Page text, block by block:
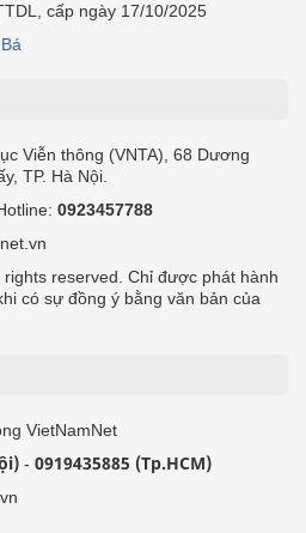
cấp ngày 17/10/2025
Viễn thông (VNTA), 68 Dương
TP. Hà Nội.
0923457788
reserved. Chỉ được phát hành
có sự đồng ý bằng văn bản của
VietNamNet
- 0919435885 (Tp.HCM)